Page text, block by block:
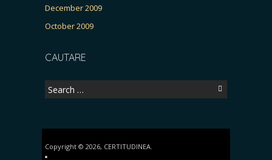
December 2009
October 2009
CAUTARE
Search
for:
Copyright © 2026, CERTITUDINEA.